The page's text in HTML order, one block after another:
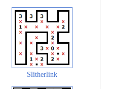
Slitherlink